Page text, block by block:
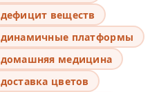
дефицит веществ
динамичные платформы
домашняя медицина
доставка цветов